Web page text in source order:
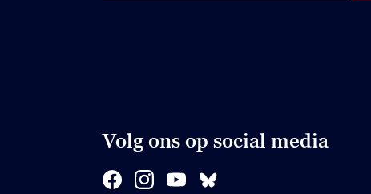
Volg ons op social media